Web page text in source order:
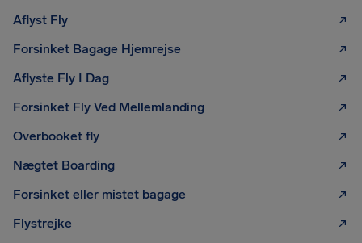
Aflyst Fly
Forsinket Bagage Hjemrejse
Aflyste Fly I Dag
Forsinket Fly Ved Mellemlanding
Overbooket fly
Nægtet Boarding
Forsinket eller mistet bagage
Flystrejke